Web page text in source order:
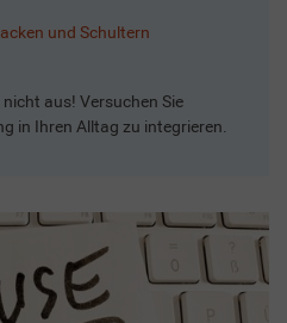
und Schultern
aus! Versuchen Sie
in Ihren Alltag zu integrieren.